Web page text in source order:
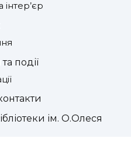
інтер’єр
події
ім. О.Олеся